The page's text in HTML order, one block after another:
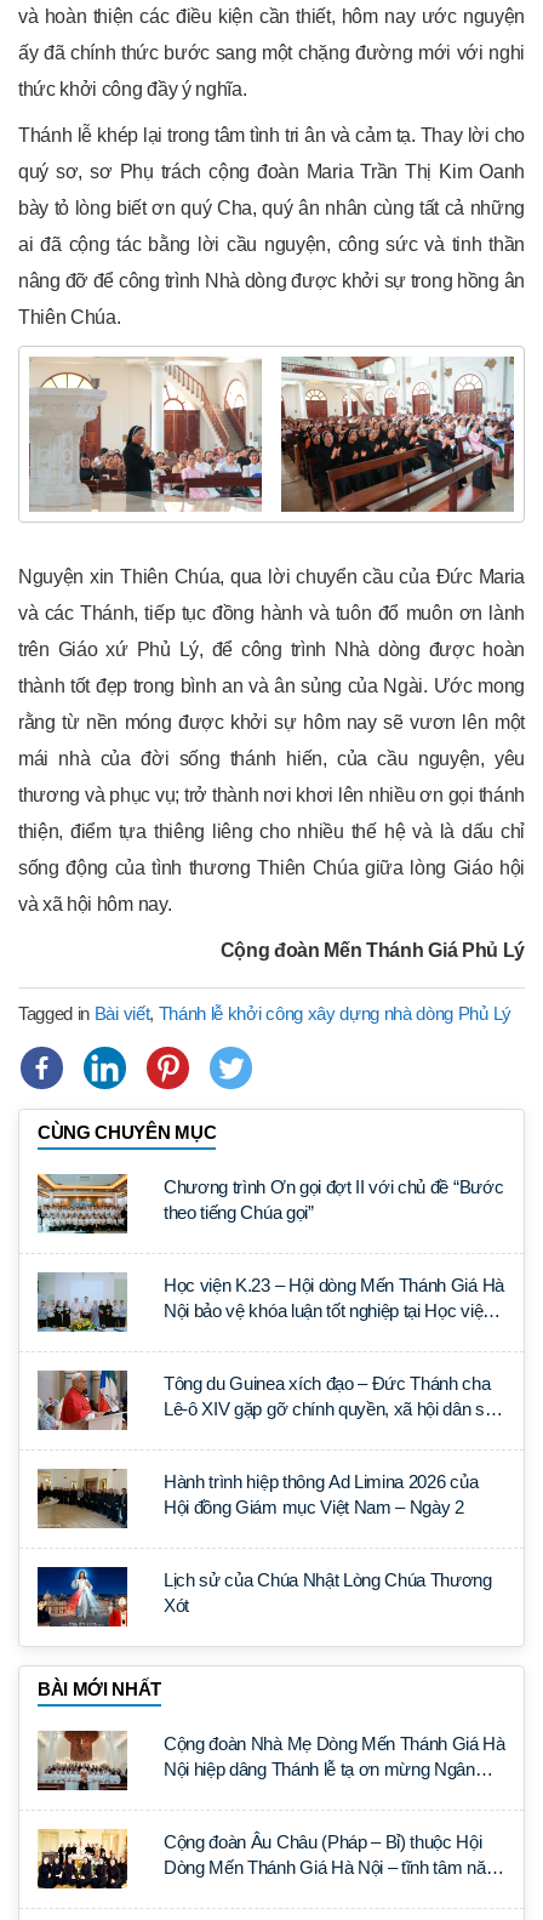
và hoàn thiện các điều kiện cần thiết, hôm nay ước nguyện
ấy đã chính thức bước sang một chặng đường mới với nghi
thức khởi công đầy ý nghĩa.
Thánh lễ khép lại trong tâm tình tri ân và cảm tạ. Thay lời cho
quý sơ, sơ Phụ trách cộng đoàn Maria Trần Thị Kim Oanh
bày tỏ lòng biết ơn quý Cha, quý ân nhân cùng tất cả những
ai đã cộng tác bằng lời cầu nguyện, công sức và tinh thần
nâng đỡ để công trình Nhà dòng được khởi sự trong hồng ân
Thiên Chúa.
Nguyện xin Thiên Chúa, qua lời chuyển cầu của Đức Maria
và các Thánh, tiếp tục đồng hành và tuôn đổ muôn ơn lành
trên Giáo xứ Phủ Lý, để công trình Nhà dòng được hoàn
thành tốt đẹp trong bình an và ân sủng của Ngài. Ước mong
rằng từ nền móng được khởi sự hôm nay sẽ vươn lên một
mái nhà của đời sống thánh hiến, của cầu nguyện, yêu
thương và phục vụ; trở thành nơi khơi lên nhiều ơn gọi thánh
thiện, điểm tựa thiêng liêng cho nhiều thế hệ và là dấu chỉ
sống động của tình thương Thiên Chúa giữa lòng Giáo hội
và xã hội hôm nay.
Cộng đoàn Mến Thánh Giá Phủ Lý
Tagged in Bài viết, Thánh lễ khởi công xây dựng nhà dòng Phủ Lý
CÙNG CHUYÊN MỤC
Chương trình Ơn gọi đợt II với chủ đề “Bước
theo tiếng Chúa gọi”
Học viện K.23 – Hội dòng Mến Thánh Giá Hà
Nội bảo vệ khóa luận tốt nghiệp tại Học viện
Tông du Guinea xích đạo – Đức Thánh cha
Lê-ô XIV gặp gỡ chính quyền, xã hội dân sự
Hành trình hiệp thông Ad Limina 2026 của
Hội đồng Giám mục Việt Nam – Ngày 2
Lịch sử của Chúa Nhật Lòng Chúa Thương
Xót
BÀI MỚI NHẤT
Cộng đoàn Nhà Mẹ Dòng Mến Thánh Giá Hà
Nội hiệp dâng Thánh lễ tạ ơn mừng Ngân
Cộng đoàn Âu Châu (Pháp – Bỉ) thuộc Hội
Dòng Mến Thánh Giá Hà Nội – tĩnh tâm năm